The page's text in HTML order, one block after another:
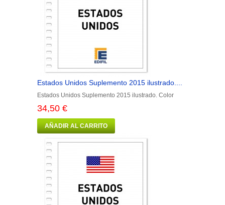
Estados Unidos Suplemento 2015 ilustrado....
Estados Unidos Suplemento 2015 ilustrado. Color
34,50 €
AÑADIR AL CARRITO